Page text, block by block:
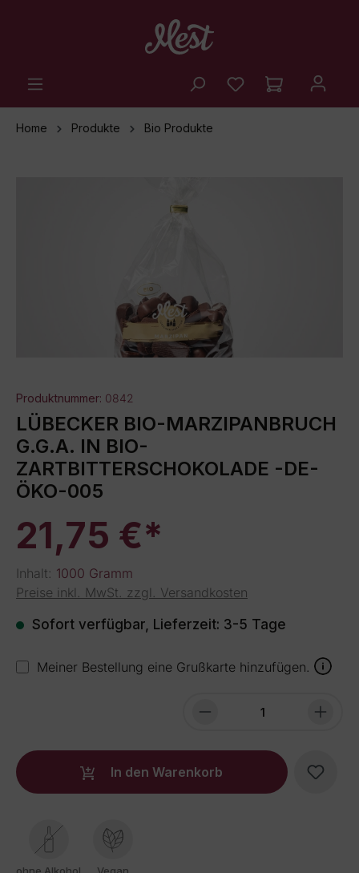
Home Produkte Bio Produkte
Produktnummer: 0842
LÜBECKER BIO-MARZIPANBRUCH
G.G.A. IN BIO-
ZARTBITTERSCHOKOLADE -DE-
ÖKO-005
21,75 €*
Inhalt: 1000 Gramm
Preise inkl. MwSt. zzgl. Versandkosten
Sofort verfügbar, Lieferzeit: 3-5 Tage
Meiner Bestellung eine Grußkarte hinzufügen.
Produkt Anzahl:
In den Warenkorb